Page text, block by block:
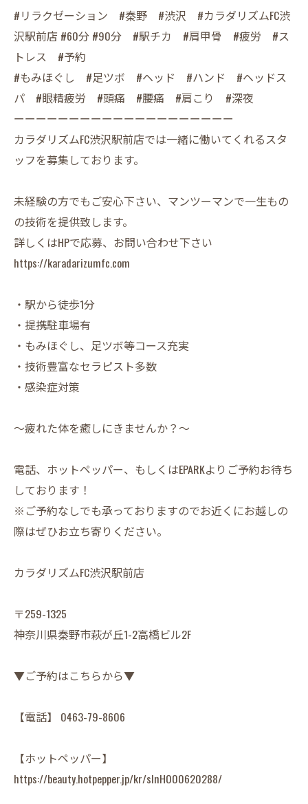
#リラクゼーション #秦野 #渋沢 #カラダリズムFC渋
沢駅前店 #60分 #90分 #駅チカ #肩甲骨 #疲労 #ス
トレス #予約
#もみほぐし #足ツボ #ヘッド #ハンド #ヘッドス
パ #眼精疲労 #頭痛 #腰痛 #肩こり #深夜
ーーーーーーーーーーーーーーーーーーーー
カラダリズムFC渋沢駅前店では一緒に働いてくれるスタ
ッフを募集しております。
未経験の方でもご安心下さい、マンツーマンで一生もの
の技術を提供致します。
詳しくはHPで応募、お問い合わせ下さい
https://karadarizumfc.com
・駅から徒歩1分
・提携駐車場有
・もみほぐし、足ツボ等コース充実
・技術豊富なセラピスト多数
・感染症対策
〜疲れた体を癒しにきませんか？〜
電話、ホットペッパー、もしくはEPARKよりご予約お待ち
しております！
※ご予約なしでも承っておりますのでお近くにお越しの
際はぜひお立ち寄りください。
カラダリズムFC渋沢駅前店
〒259-1325
神奈川県秦野市萩が丘1-2高橋ビル2F
▼ご予約はこちらから▼
【電話】 0463-79-8606
【ホットペッパー】
https://beauty.hotpepper.jp/kr/slnH000620288/